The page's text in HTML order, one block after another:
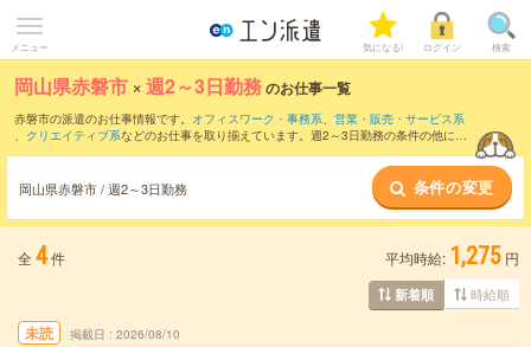
メニュー 気になる! ログイン 検索
岡山県赤磐市 ×週2～3日勤務のお仕事一覧
赤磐市の派遣のお仕事情報です。 オフィスワーク・事務系、 営業・販売・サービス系
、 クリエイティブ系などのお仕事を取り揃えています。週2～3日勤務の条件の他に、
岡山県赤磐市 / 週2～3日勤務 条件の変更
全 4件 平均時給: 1,275 円
新着順 時給順
未読 掲載日 2026/08/10